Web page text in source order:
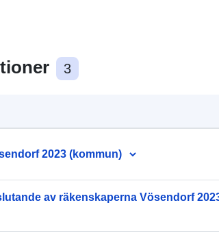
3
2023 (kommun)
av räkenskaperna Vösendorf